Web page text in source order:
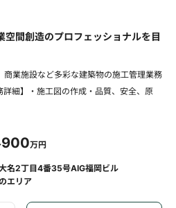
空間創造のプロフェッショナルを目
商業施設など多彩な建築物の施工管理業務
細】・施工図の作成・品質、安全、原
900万円
名2丁目4番35号AIG福岡ビル
エリア